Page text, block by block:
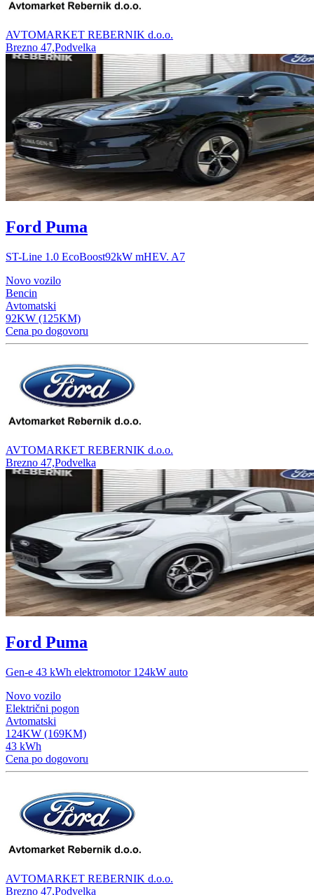
AVTOMARKET REBERNIK d.o.o.
Brezno 47,Podvelka
Ford Puma
ST-Line 1.0 EcoBoost92kW mHEV. A7
Novo vozilo
Bencin
Avtomatski
92KW (125KM)
Cena po dogovoru
AVTOMARKET REBERNIK d.o.o.
Brezno 47,Podvelka
Ford Puma
Gen-e 43 kWh elektromotor 124kW auto
Novo vozilo
Električni pogon
Avtomatski
124KW (169KM)
43 kWh
Cena po dogovoru
AVTOMARKET REBERNIK d.o.o.
Brezno 47,Podvelka